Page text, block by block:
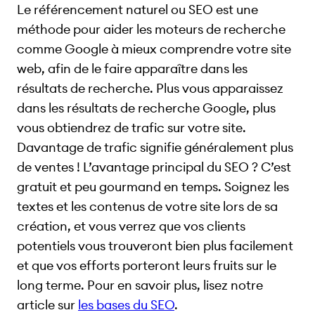
Le référencement naturel ou SEO est une
méthode pour aider les moteurs de recherche
comme Google à mieux comprendre votre site
web, afin de le faire apparaître dans les
résultats de recherche. Plus vous apparaissez
dans les résultats de recherche Google, plus
vous obtiendrez de trafic sur votre site.
Davantage de trafic signifie généralement plus
de ventes ! L’avantage principal du SEO ? C’est
gratuit et peu gourmand en temps. Soignez les
textes et les contenus de votre site lors de sa
création, et vous verrez que vos clients
potentiels vous trouveront bien plus facilement
et que vos efforts porteront leurs fruits sur le
long terme. Pour en savoir plus, lisez notre
article sur les bases du SEO.